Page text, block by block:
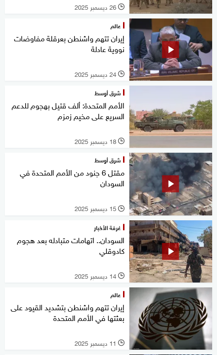
l 26 ديسمبر 2025
عالم
إيران تتهم واشنطن بعرقلة مفاوضات
نووية عادلة
l 24 ديسمبر 2025
شرق أوسط
الأمم المتحدة: ألف قتيل بهجوم للدعم
السريع على مخيم زمزم
l 18 ديسمبر 2025
شرق أوسط
مقتل 6 جنود من الأمم المتحدة في
السودان
l 15 ديسمبر 2025
غرفة الأخبار
السودان.. اتهامات متبادله بعد هجوم
كادوقلي
l 14 ديسمبر 2025
عالم
إيران تتهم واشنطن بتشديد القيود على
بعثتها في الأمم المتحدة
l 11 ديسمبر 2025